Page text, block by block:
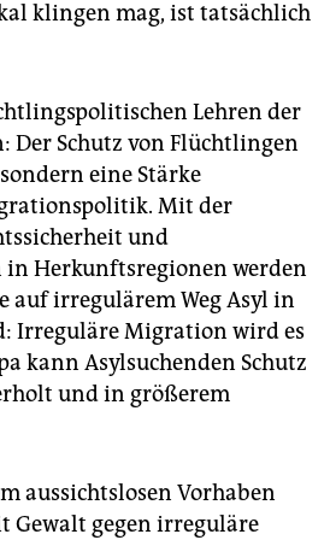
klingen mag, ist tatsächlich
Lehren der
Der Schutz von Flüchtlingen
eine Stärke
Mit der
und
in Herkunftsregionen werden
auf irregulärem Weg Asyl in
Irreguläre Migration wird es
kann Asylsuchenden Schutz
und in größerem
aussichtslosen Vorhaben
Gewalt gegen irreguläre